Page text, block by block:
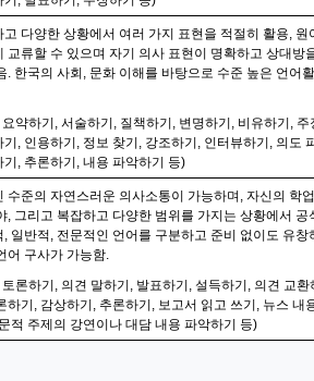
고 다양한 상황에서 여러 가지 표현을 적절히 활용, 원
교류할 수 있으며 자기 의사 표현이 명확하고 상대방
. 한국의 사회, 문화 이해를 바탕으로 수준 높은 언어
약하기, 서술하기, 질책하기, 변명하기, 비유하기, 주
기, 인용하기, 정보 찾기, 강조하기, 인터뷰하기, 의도
기, 추론하기, 내용 파악하기 등)
수준의 자연스러운 의사소통이 가능하며, 자신의 학
, 그리고 복잡하고 다양한 범위를 가지는 상황에서 공
, 일반적, 전문적인 언어를 구분하고 준비 없이도 유창
어 구사가 가능함.
론하기, 의견 말하기, 발표하기, 설득하기, 의견 교환
하기, 감상하기, 추론하기, 보고서 읽고 쓰기, 뉴스 내
적 주제의 강연이나 대담 내용 파악하기 등)